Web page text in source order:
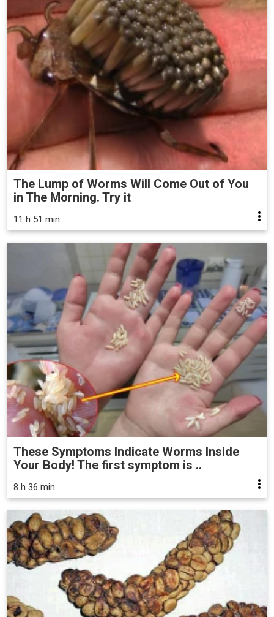
The Lump of Worms Will Come Out of You
in The Morning. Try it
11 h 51 min
These Symptoms Indicate Worms Inside
Your Body! The first symptom is ..
8 h 36 min